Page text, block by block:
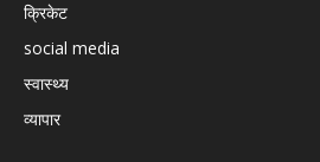
क्रिकेट
social media
स्वास्थ्य
व्यापार